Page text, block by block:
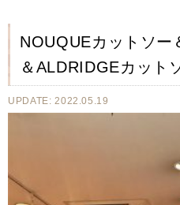
NOUQUEカットソー
＆ALDRIDGEカット
UPDATE: 2022.05.19